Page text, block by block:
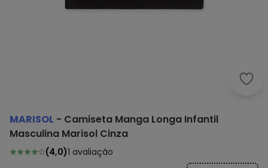
MARISOL - Camiseta Manga Longa Infantil
Masculina Marisol Cinza
(4,0)1 avaliação